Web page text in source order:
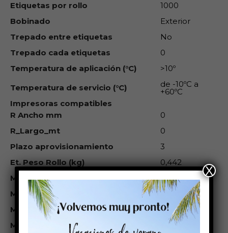
Etiquetas por rollo
1000
Bobinado
Exterior
Trepado entre etiquetas
No
Trepado cada etiquetas
0
Temperatura de aplicación (°C)
>10º
Temperatura de servicio (°C)
de -10ºC a
+60ºC
Impresoras compatibles
R Ancho mm
0
R_Largo_mt
0
Plazo aprovisionamiento
3
Et. Peso Rollo (kg)
0,442
M Térm Directo
No
M Trans.Termica
Sí
M Inkjet
Sí
M Láser
No
X